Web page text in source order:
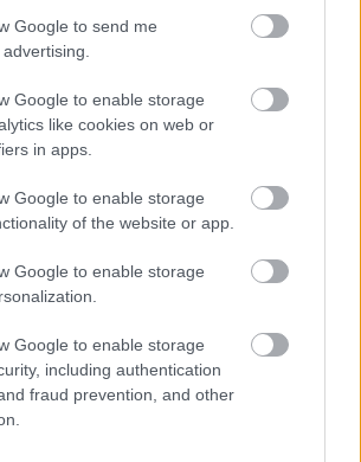
Google to send me
Google to enable storage
like cookies on web or
in apps.
Google to enable storage
of the website or app.
Google to enable storage
Google to enable storage
including authentication
fraud prevention, and other
H. MIKLÓS A ZSÁMBÉKI NYÁRI
SZÍNHÁZRÓL